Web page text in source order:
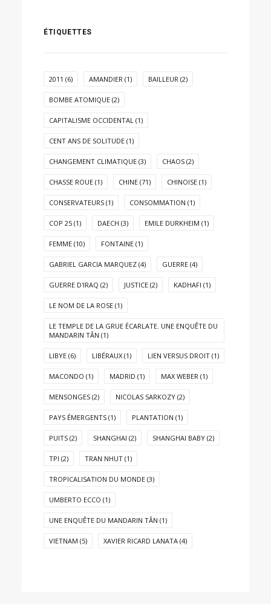
ÉTIQUETTES
2011 (6) AMANDIER (1) BAILLEUR (2)
BOMBE ATOMIQUE (2)
CAPITALISME OCCIDENTAL (1)
CENT ANS DE SOLITUDE (1)
CHANGEMENT CLIMATIQUE (3) CHAOS (2)
CHASSE ROUE (1) CHINE (71) CHINOISE (1)
CONSERVATEURS (1) CONSOMMATION (1)
COP 25 (1) DAECH (3) EMILE DURKHEIM (1)
FEMME (10) FONTAINE (1)
GABRIEL GARCIA MARQUEZ (4) GUERRE (4)
GUERRE D'IRAQ (2) JUSTICE (2) KADHAFI (1)
LE NOM DE LA ROSE (1)
LE TEMPLE DE LA GRUE ÉCARLATE. UNE ENQUÊTE DU
MANDARIN TÂN (1)
LIBYE (6) LIBÉRAUX (1) LIEN VERSUS DROIT (1)
MACONDO (1) MADRID (1) MAX WEBER (1)
MENSONGES (2) NICOLAS SARKOZY (2)
PAYS ÉMERGENTS (1) PLANTATION (1)
PUITS (2) SHANGHAI (2) SHANGHAI BABY (2)
TPI (2) TRAN NHUT (1)
TROPICALISATION DU MONDE (3)
UMBERTO ECCO (1)
UNE ENQUÊTE DU MANDARIN TÂN (1)
VIETNAM (5) XAVIER RICARD LANATA (4)